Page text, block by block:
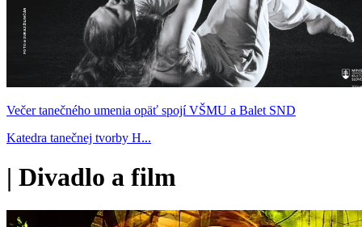
Večer tanečného umenia opäť spojí VŠMU a Balet SND
Katedra tanečnej tvorby H...
| Divadlo a film